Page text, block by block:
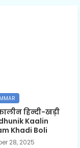
हिन्दी-खड़ी
Kaalin
Khadi Boli
28, 2025